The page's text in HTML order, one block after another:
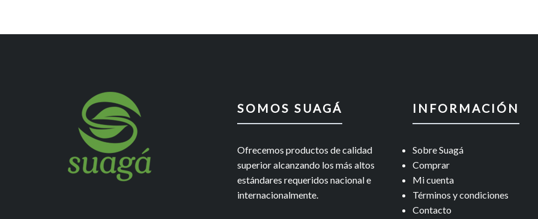
SOMOS SUAGÁ
Ofrecemos productos de calidad
superior alcanzando los más altos
estándares requeridos nacional e
internacionalmente.
INFORMACIÓN
Sobre Suagá
Comprar
Mi cuenta
Términos y condiciones
Contacto